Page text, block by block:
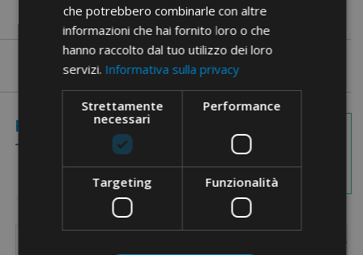
Quote
Referenze
che potrebbero combinarle con altre
informazioni che hai fornito loro o che
hanno raccolto dal tuo utilizzo dei loro
servizi. Informativa sulla privacy
Strettamente
necessari
Performance
Targeting Funzionalità